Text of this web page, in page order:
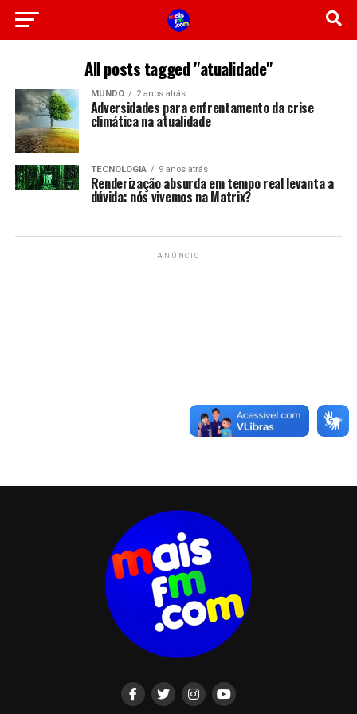
All posts tagged "atualidade"
MUNDO 2 anos atrás
Adversidades para enfrentamento da crise
climática na atualidade
TECNOLOGIA 9 anos atrás
Renderização absurda em tempo real levanta a
dúvida: nós vivemos na Matrix?
ANÚNCIO